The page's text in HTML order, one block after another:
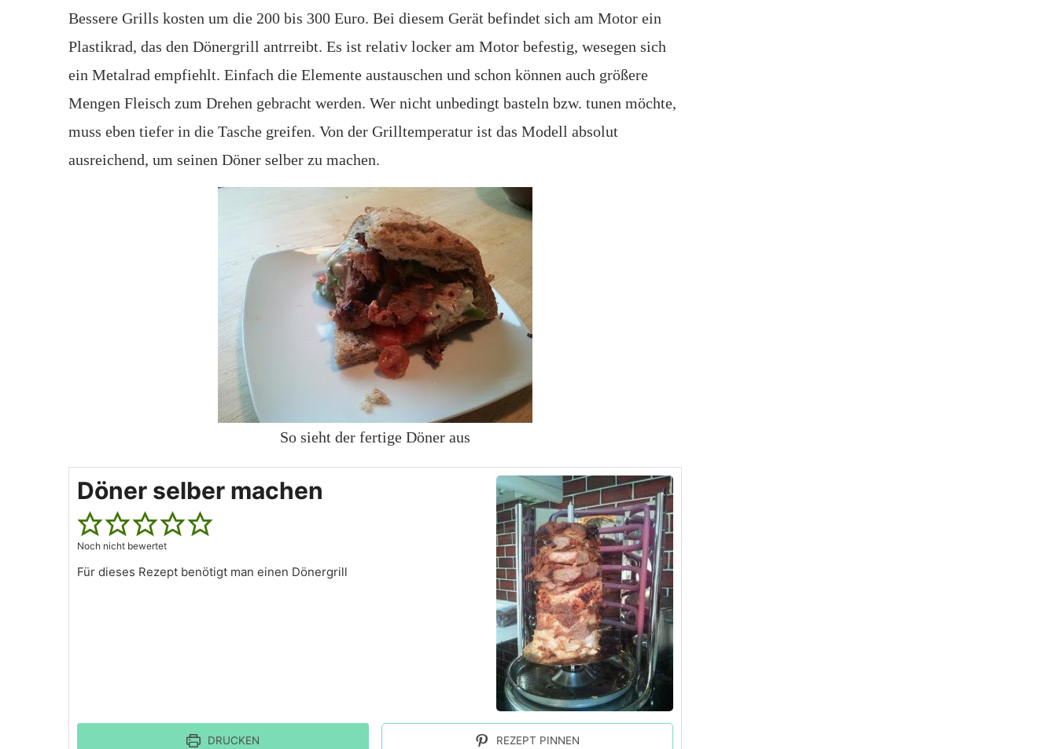
Bessere Grills kosten um die 200 bis 300 Euro. Bei diesem Gerät befindet sich am Motor ein
Plastikrad, das den Dönergrill antrreibt. Es ist relativ locker am Motor befestig, wesegen sich
ein Metalrad empfiehlt. Einfach die Elemente austauschen und schon können auch größere
Mengen Fleisch zum Drehen gebracht werden. Wer nicht unbedingt basteln bzw. tunen möchte,
muss eben tiefer in die Tasche greifen. Von der Grilltemperatur ist das Modell absolut
ausreichend, um seinen Döner selber zu machen.
So sieht der fertige Döner aus
Döner selber machen
Noch nicht bewertet
Für dieses Rezept benötigt man einen Dönergrill
DRUCKEN REZEPT PINNEN